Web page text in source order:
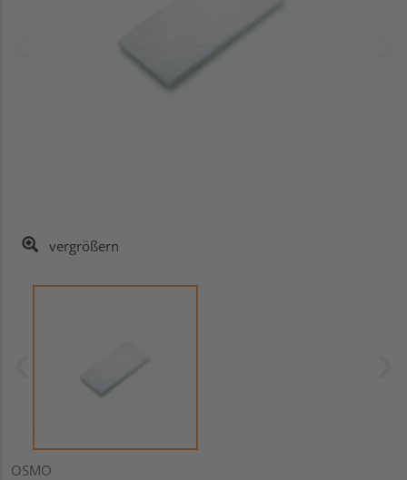
vergrößern
OSMO